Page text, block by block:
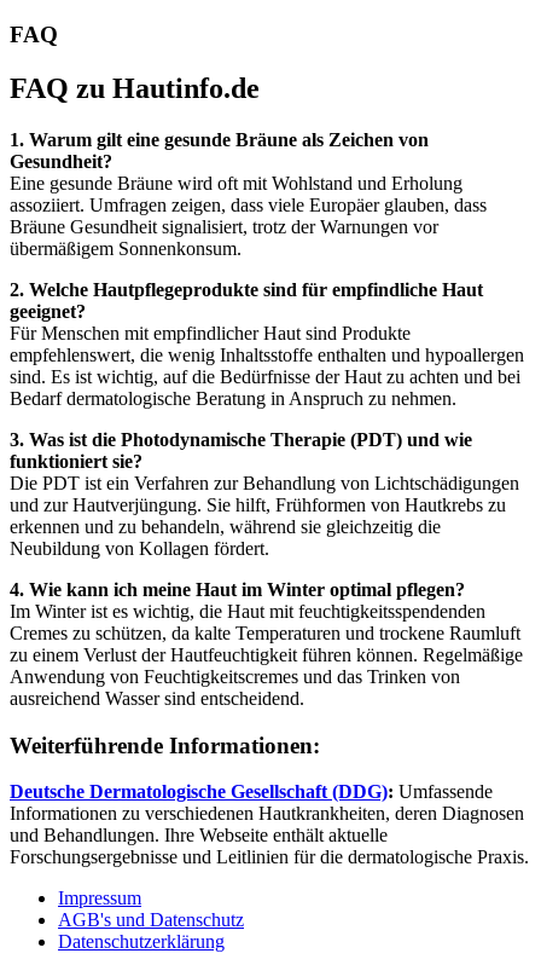
FAQ
FAQ zu Hautinfo.de
1. Warum gilt eine gesunde Bräune als Zeichen von
Gesundheit?
Eine gesunde Bräune wird oft mit Wohlstand und Erholung
assoziiert. Umfragen zeigen, dass viele Europäer glauben, dass
Bräune Gesundheit signalisiert, trotz der Warnungen vor
übermäßigem Sonnenkonsum.
2. Welche Hautpflegeprodukte sind für empfindliche Haut
geeignet?
Für Menschen mit empfindlicher Haut sind Produkte
empfehlenswert, die wenig Inhaltsstoffe enthalten und hypoallergen
sind. Es ist wichtig, auf die Bedürfnisse der Haut zu achten und bei
Bedarf dermatologische Beratung in Anspruch zu nehmen.
3. Was ist die Photodynamische Therapie (PDT) und wie
funktioniert sie?
Die PDT ist ein Verfahren zur Behandlung von Lichtschädigungen
und zur Hautverjüngung. Sie hilft, Frühformen von Hautkrebs zu
erkennen und zu behandeln, während sie gleichzeitig die
Neubildung von Kollagen fördert.
4. Wie kann ich meine Haut im Winter optimal pflegen?
Im Winter ist es wichtig, die Haut mit feuchtigkeitsspendenden
Cremes zu schützen, da kalte Temperaturen und trockene Raumluft
zu einem Verlust der Hautfeuchtigkeit führen können. Regelmäßige
Anwendung von Feuchtigkeitscremes und das Trinken von
ausreichend Wasser sind entscheidend.
Weiterführende Informationen:
Deutsche Dermatologische Gesellschaft (DDG): Umfassende
Informationen zu verschiedenen Hautkrankheiten, deren Diagnosen
und Behandlungen. Ihre Webseite enthält aktuelle
Forschungsergebnisse und Leitlinien für die dermatologische Praxis.
Impressum
AGB's und Datenschutz
Datenschutzerklärung